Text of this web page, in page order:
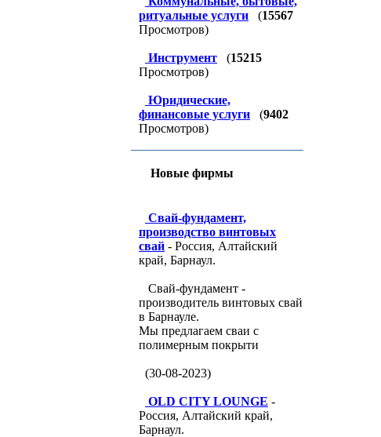
ритуальные услуги
(15567
Просмотров)
Инструмент (15215
Просмотров)
Юридические,
финансовые услуги
(9402
Просмотров)
Новые фирмы
Свай-фундамент,
производство винтовых
свай - Россия, Алтайский
край, Барнаул.
Свай-фундамент -
производитель винтовых свай
в Барнауле.
Мы предлагаем сваи с
полимерным покрыти
(30-08-2023)
OLD CITY LOUNGE -
Россия, Алтайский край,
Барнаул.